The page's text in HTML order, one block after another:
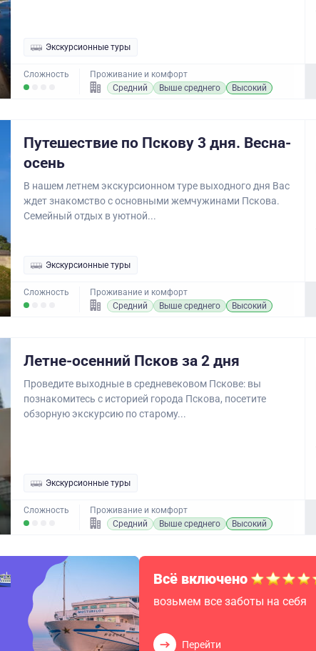
Экскурсионные туры
Сложность
Проживание и комфорт
Средний
Выше среднего Высокий
Путешествие по Пскову 3 дня. Весна-
осень
В нашем летнем экскурсионном туре выходного дня Вас
ждет знакомство с основными жемчужинами Пскова.
Семейный отдых в уютной...
Экскурсионные туры
Сложность
Проживание и комфорт
Средний
Выше среднего Высокий
Летне-осенний Псков за 2 дня
Проведите выходные в средневековом Пскове: вы
познакомитесь с историей города Пскова, посетите
обзорную экскурсию по старому...
Экскурсионные туры
Сложность
Проживание и комфорт
Средний
Выше среднего Высокий
Всё включено
возьмем все заботы на себя
Перейти